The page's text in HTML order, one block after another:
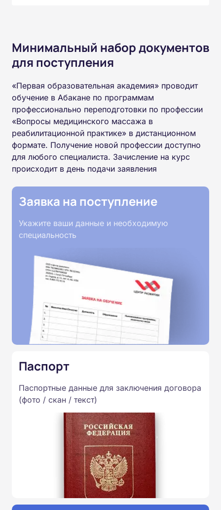
Минимальный набор документов
для поступления
«Первая образовательная академия» проводит
обучение в Абакане по программам
профессионально переподготовки по профессии
«Вопросы медицинского массажа в
реабилитационной практике» в дистанционном
формате. Получение новой профессии доступно
для любого специалиста. Зачисление на курс
происходит в день подачи заявления
Заявка на поступление
Укажите ваши данные и необходимую
специальность
Паспорт
Паспортные данные для заключения договора
(фото / скан / текст)